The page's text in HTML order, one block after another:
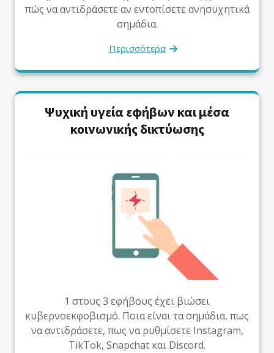
πώς να αντιδράσετε αν εντοπίσετε ανησυχητικά
σημάδια.
Περισσότερα
Ψυχική υγεία εφήβων και μέσα
κοινωνικής δικτύωσης
1 στους 3 εφήβους έχει βιώσει
κυβερνοεκφοβισμό. Ποια είναι τα σημάδια, πως
να αντιδράσετε, πως να ρυθμίσετε Instagram,
TikTok, Snapchat και Discord.